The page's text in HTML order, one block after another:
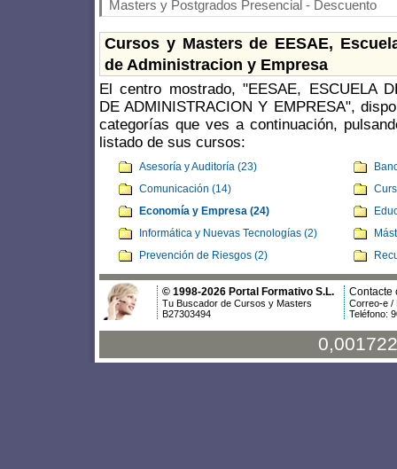
Masters y Postgrados Presencial - Descuento
Cursos y Masters de EESAE,
de Administracion y Empresa
El centro mostrado, "EESAE, ESCUELA
DE ADMINISTRACION Y EMPRESA",
categorías que ves a continuación,
listado de sus cursos:
Asesoría y Auditoría (23)
Comunicación (14)
Economía y Empresa (24)
Informática y Nuevas Tecnologías (2)
Prevención de Riesgos (2)
© 1998-2026 Portal Formativo S.L.
Tu Buscador de Cursos y Masters
B27303494
Contacte
Correo-e /
Teléfono: